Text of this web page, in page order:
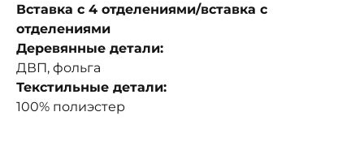
Вставка с 4 отделениями/вставка с
отделениями
Деревянные детали:
ДВП, фольга
Текстильные детали:
100% полиэстер